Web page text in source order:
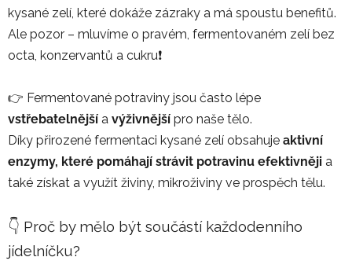
kysané zelí, které dokáže zázraky a má spoustu benefitů.
Ale pozor – mluvíme o pravém, fermentovaném zelí bez
octa, konzervantů a cukru❗️
👉 Fermentované potraviny jsou často lépe
vstřebatelnější a výživnější pro naše tělo.
Díky přirozené fermentaci kysané zelí obsahuje aktivní
enzymy, které pomáhají strávit potravinu efektivněji a
také získat a využít živiny, mikroživiny ve prospěch tělu.
👇 Proč by mělo být součástí každodenního
jídelníčku?